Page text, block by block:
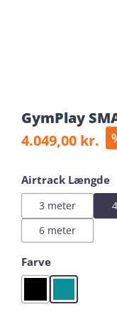
GymPlay
Salgspris:
4.049,00 kr.
Vælg
Airtrack Længde
3 meter
6 meter
Vælg
Farve
Black Mint